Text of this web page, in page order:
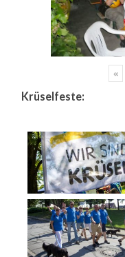
«
Krüselfeste: